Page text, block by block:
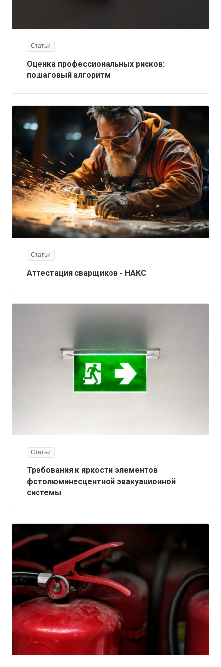
Статьи
Оценка профессиональных рисков:
пошаговый алгоритм
Статьи
Аттестация сварщиков - НАКС
Статьи
Требования к яркости элементов
фотолюминесцентной эвакуационной
системы